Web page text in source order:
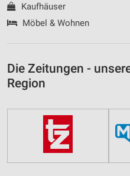
Kaufhäuser
Möbel & Wohnen
Die Zeitungen -
Region